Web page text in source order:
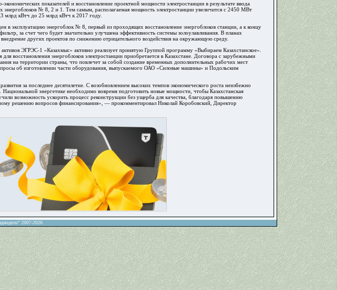
показателей и восстановление проектной мощности электростанции в результате ввода
энергоблоков № 8, 2 и 1. Тем самым, располагаемая мощность электростанции увеличится с 2450 МВт
млрд кВтч до 25 млрд кВтч к 2017 году.
в эксплуатацию энергоблок № 8, первый из проходящих восстановление энергоблоков станции, а к концу
за счет чего будет значительно улучшена эффективность системы золоулавливания. В планах
других проектов по снижению отрицательного воздействия на окружающую среду.
ЭГРЭС-1 «Казахмыс» активно реализует принятую Группой программу «Выбираем Казахстанское».
восстановления энергоблоков электростанции приобретается в Казахстане. Договора с зарубежными
на территории страны, что повлечет за собой создание временных дополнительных рабочих мест
об изготовлении части оборудования, выпускаемого ОАО «Силовые машины» и Подольским
за последнее десятилетие. С возобновлением высоких темпов экономического роста неизбежно
Национальной энергетике необходимо вовремя подготовить новые мощности, чтобы Казахстанская
возможность ускорить процесс реконструкции без ущерба для качества, благодаря повышению
решению вопросов финансирования», — прокомментировал Николай Коробовский, Директор
2007-2026